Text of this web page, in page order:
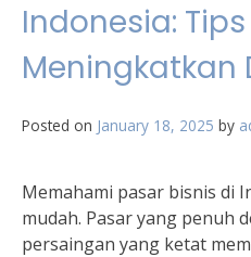
Indonesia: Tips
Meningkatkan
Posted on January 18, 2025 by
Memahami pasar bisnis di
mudah. Pasar yang penuh
persaingan yang ketat